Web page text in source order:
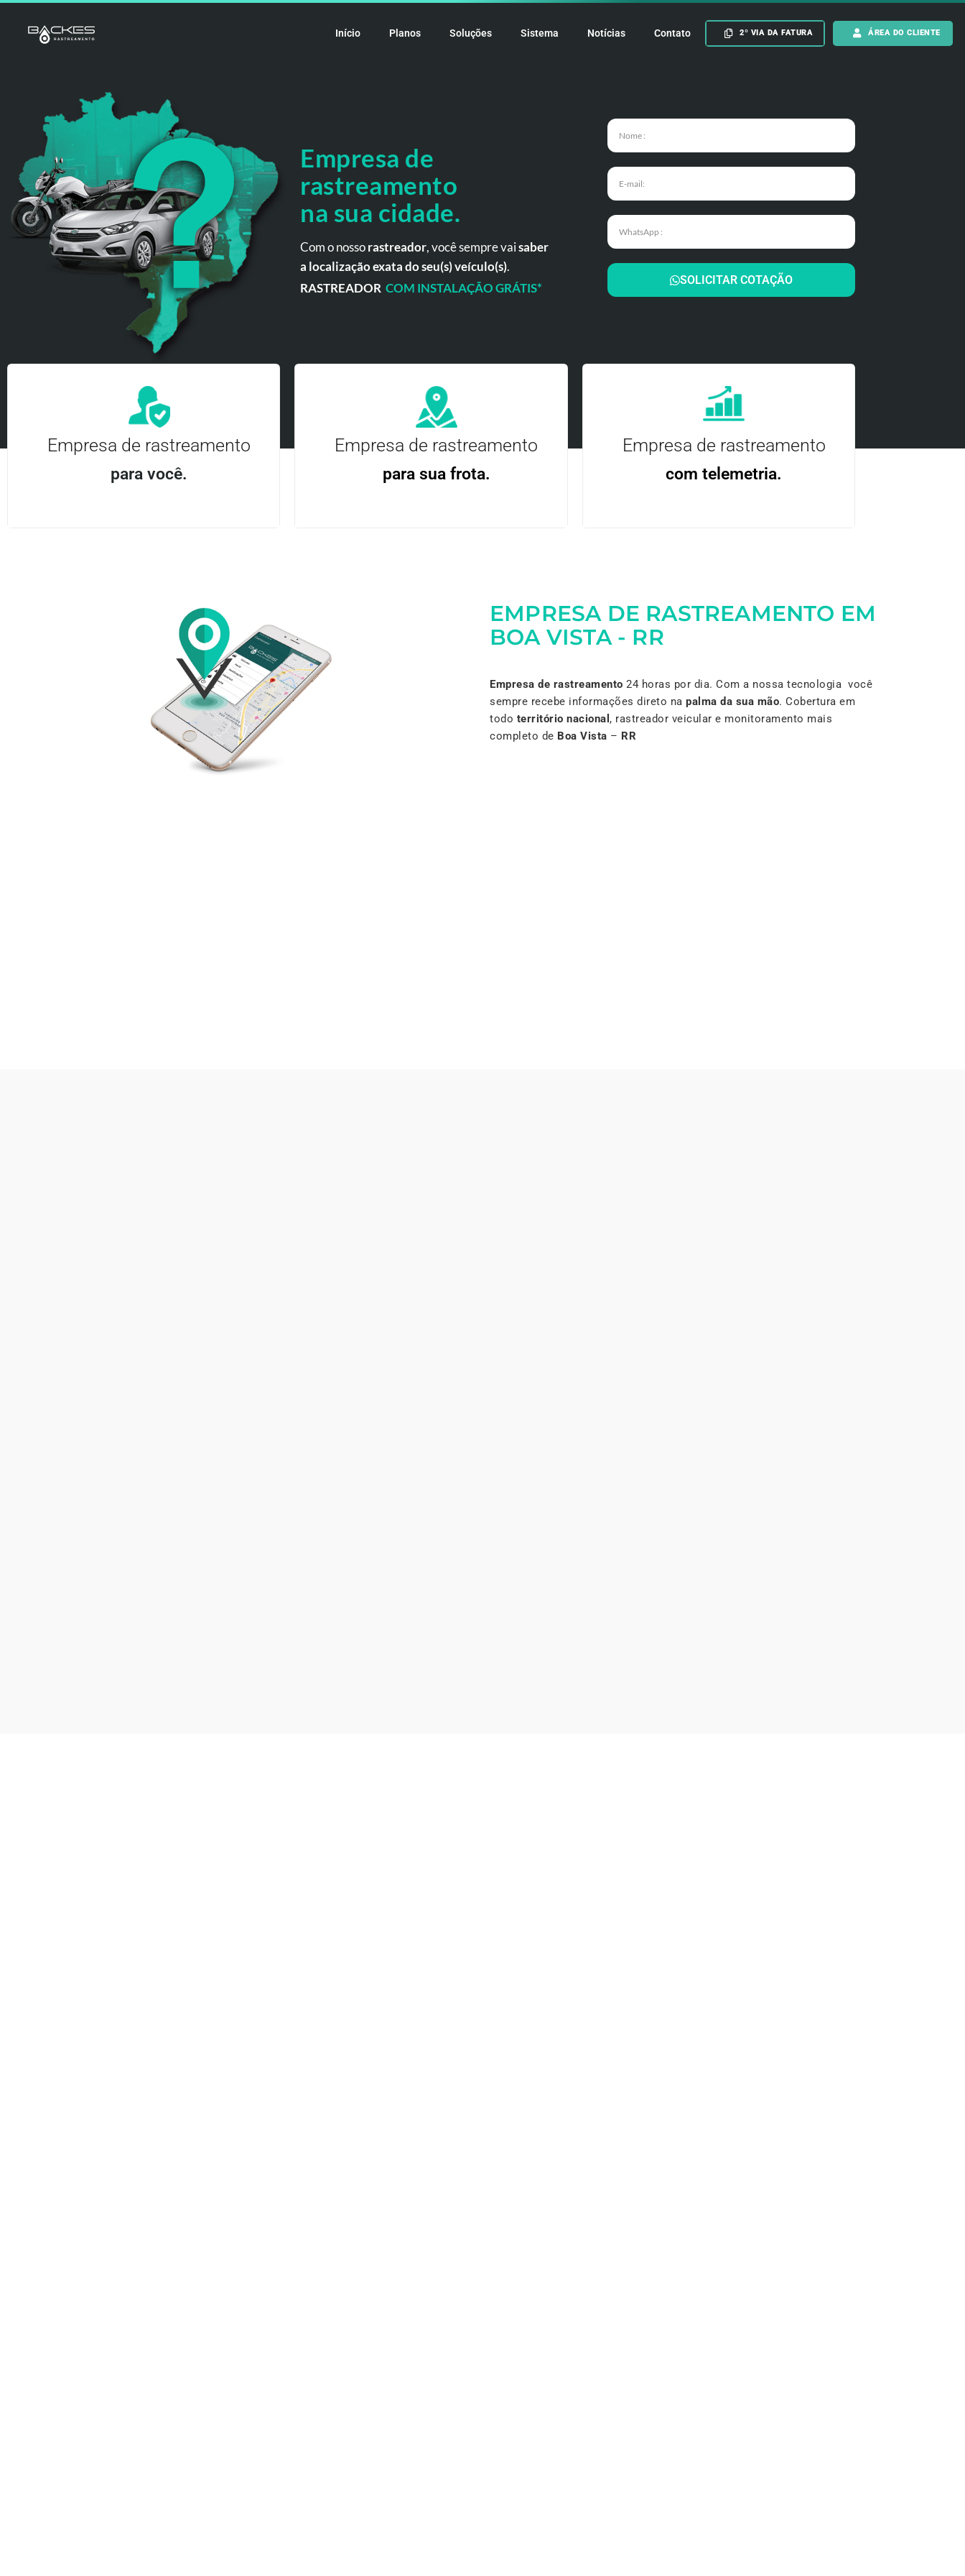
Início Planos Soluções Sistema Notícias Contato 2º VIA DA FATURA ÁREA DO CLIENTE
Empresa de
rastreamento
na sua cidade.
Com o nossorastreador, você sempre vaisaber
a localização exata do seu(s) veículo(s).
RASTREADOR COM INSTALAÇÃO GRÁTIS*
SOLICITAR COTAÇÃO
Empresa de rastreamento
para você.
Entre em contato
Empresa de rastreamento
para sua frota.
Empresa de rastreamento
com telemetria.
EMPRESA DE RASTREAMENTO EM
BOA VISTA - RR
Empresa de rastreamento 24 horas por dia. Com a nossa tecnologia você
sempre recebe informações direto na palma da sua mão. Cobertura em
todo território nacional , rastreador veicular e monitoramento mais
completo de Boa Vista – RR